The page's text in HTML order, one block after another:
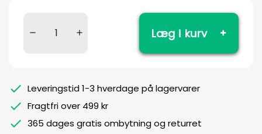
Læg i kurv
Leveringstid 1-3 hverdage på lagervarer
Fragtfri over 499 kr
365 dages gratis ombytning og returret